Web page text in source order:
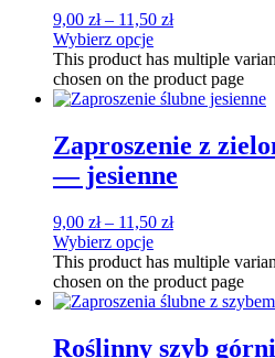
9,00 zł– 11,50 zł
Wybierz opcje
This product has multiple
chosen on the product page
Zaproszenie z
— jesienne
9,00 zł– 11,50 zł
Wybierz opcje
This product has multiple
chosen on the product page
Roślinny szyb